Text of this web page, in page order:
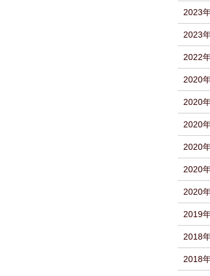
2023
2023
2022
2020
2020
2020
2020
2020
2020
2019
2018
2018